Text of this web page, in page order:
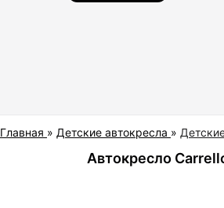
Главная » Детские автокресла »
Автокресло